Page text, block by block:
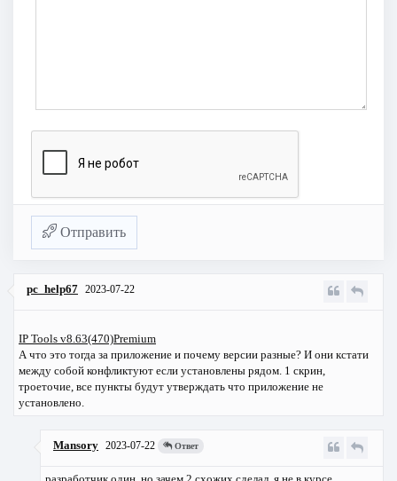
Отправить
pc_help67 2023-07-22
IP Tools v8.63(470)Premium
А что это тогда за приложение и почему версии разные? И они кстати
между собой конфликтуют если установлены рядом. 1 скрин,
троеточие, все пункты будут утверждать что приложение не
установлено.
Mansory 2023-07-22 Ответ